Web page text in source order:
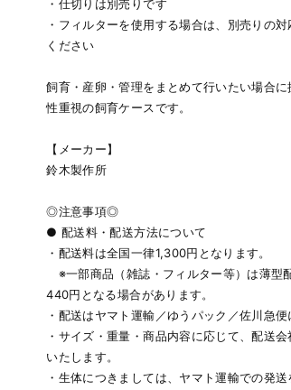
・仕切りは別売りです
・フィルターを使用する場合は、別売りの
ください
飼育・産卵・管理をまとめて行いたい場合
性重視の飼育ケースです。
【メーカー】
鈴木製作所
◎注意事項◎
● 配送料・配送方法について
・配送料は全国一律1,300円となります。
※一部商品（雑誌・フィルター等）は薄型
440円となる場合があります。
・配送はヤマト運輸／ゆうパック／佐川急便
・サイズ・重量・商品内容に応じて、配送
いたします。
・生体につきましては、ヤマト運輸での発送